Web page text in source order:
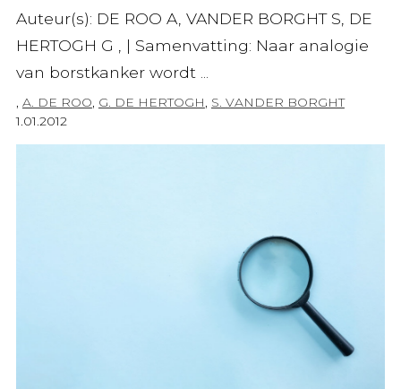
Auteur(s): DE ROO A, VANDER BORGHT S, DE
HERTOGH G , | Samenvatting: Naar analogie
van borstkanker wordt ...
, A. DE ROO, G. DE HERTOGH, S. VANDER BORGHT
1.01.2012